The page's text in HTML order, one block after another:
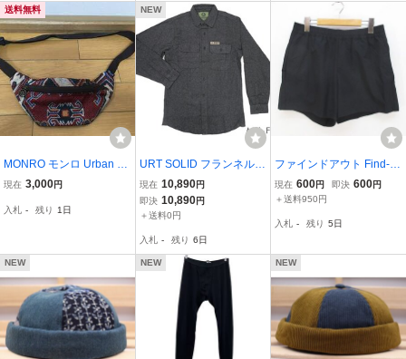
送料無料
MONRO モンロ Urban Bo
hemian アーバン ボヘミ
総柄 ショルダー バッグ
現在 3,000円
入札 - 残り 1日
NEW
URT SOLID フランネル V
2 チャコール
現在 10,890円
即決 10,890円
＋送料0円
入札 - 残り 6日
ファインドアウト Find-O
ut 耐久撥水水陸両用 ショ
ートパンツ M 黒系 ブラッ
ッシュポケット ワークマ
現在 600円 即決 600円
＋送料950円
入札 - 残り 5日
NEW NEW NEW